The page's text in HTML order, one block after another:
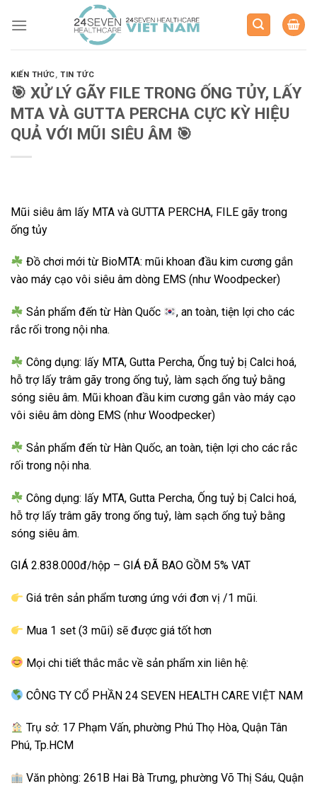
KIẾN THỨC,TIN TỨC
️🎯 XỬ LÝ GÃY FILE TRONG ỐNG TỦY, LẤY
MTA VÀ GUTTA PERCHA CỰC KỲ HIỆU
QUẢ VỚI MŨI SIÊU ÂM ️🎯
Mũi siêu âm lấy MTA và GUTTA PERCHA, FILE gãy trong
ống tủy
Đồ chơi mới từ BioMTA: mũi khoan đầu kim cương gắn
vào máy cạo vôi siêu âm dòng EMS (như Woodpecker)
Sản phẩm đến từ Hàn Quốc
, an toàn, tiện lợi cho các
rắc rối trong nội nha.
Công dụng: lấy MTA, Gutta Percha, Ống tuỷ bị Calci hoá,
hỗ trợ lấy trâm gãy trong ống tuỷ, làm sạch ống tuỷ bằng
sóng siêu âm. Mũi khoan đầu kim cương gắn vào máy cạo
vôi siêu âm dòng EMS (như Woodpecker)
Sản phẩm đến từ Hàn Quốc, an toàn, tiện lợi cho các rắc
rối trong nội nha.
Công dụng: lấy MTA, Gutta Percha, Ống tuỷ bị Calci hoá,
hỗ trợ lấy trâm gãy trong ống tuỷ, làm sạch ống tuỷ bằng
sóng siêu âm.
GIÁ 2.838.000đ/hộp – GIÁ ĐÃ BAO GỒM 5% VAT
Giá trên sản phẩm tương ứng với đơn vị /1 mũi.
Mua 1 set (3 mũi) sẽ được giá tốt hơn
Mọi chi tiết thắc mắc về sản phẩm xin liên hệ:
CÔNG TY CỔ PHẦN 24 SEVEN HEALTH CARE VIỆT NAM
Trụ sở: 17 Phạm Vấn, phường Phú Thọ Hòa, Quận Tân
Phú, Tp.HCM
Văn phòng: 261B Hai Bà Trưng, phường Võ Thị Sáu, Quận